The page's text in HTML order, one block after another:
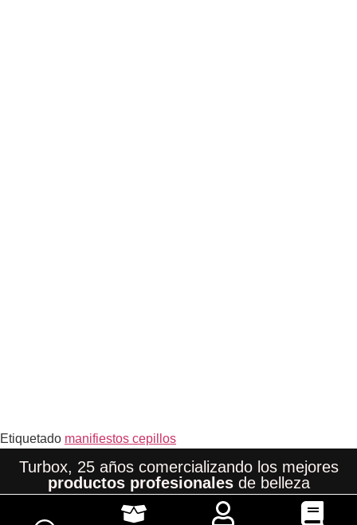
Etiquetado manifiestos cepillos
Turbox, 25 años comercializando los mejores
productos profesionalesde belleza